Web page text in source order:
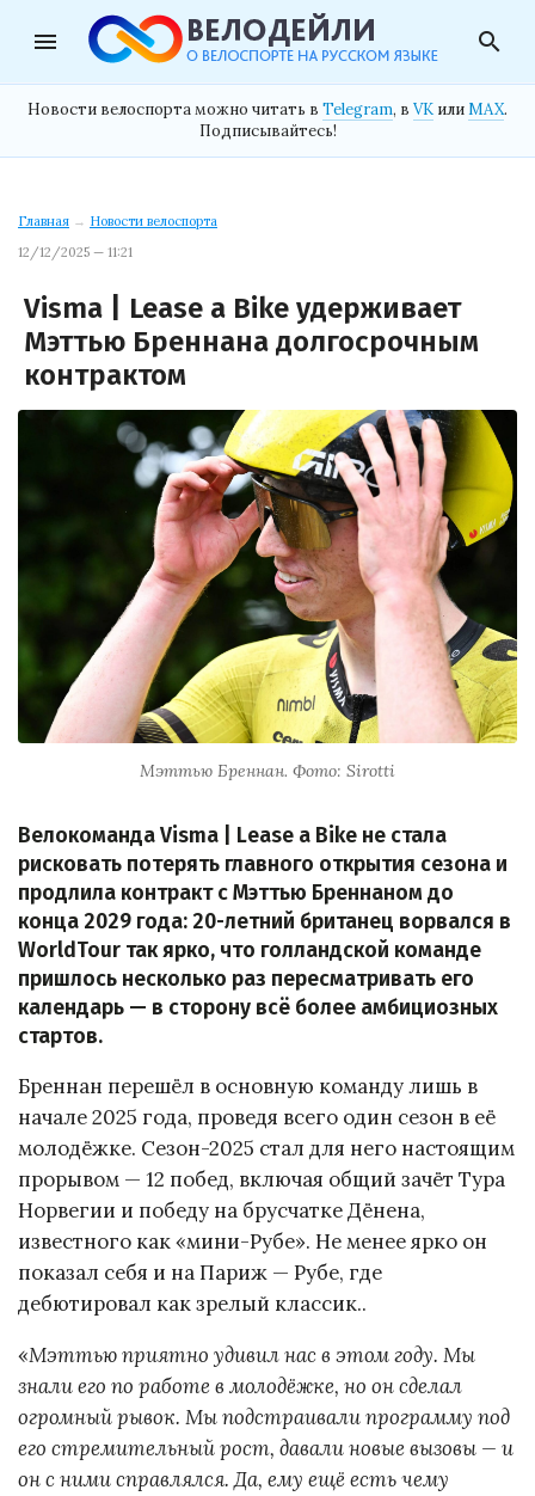
menu search
Новости велоспорта можно читать в Telegram, в VK илиMAX.
Подписывайтесь!
Главная → Новости велоспорта
12/12/2025 — 11:21
Visma | Lease a Bike удерживает
Мэттью Бреннана долгосрочным
контрактом
Мэттью Бреннан. Фото: Sirotti
Велокоманда Visma | Lease a Bike не стала
рисковать потерять главного открытия сезона и
продлила контракт с Мэттью Бреннаном до
конца 2029 года: 20-летний британец ворвался в
WorldTour так ярко, что голландской команде
пришлось несколько раз пересматривать его
календарь — в сторону всё более амбициозных
стартов.
Бреннан перешёл в основную команду лишь в
начале 2025 года, проведя всего один сезон в её
молодёжке. Сезон-2025 стал для него настоящим
прорывом — 12 побед, включая общий зачёт Тура
Норвегии и победу на брусчатке Дёнена,
известного как «мини-Рубе». Не менее ярко он
показал себя и на Париж — Рубе, где
дебютировал как зрелый классик..
«Мэттью приятно удивил нас в этом году. Мы
знали его по работе в молодёжке, но он сделал
огромный рывок. Мы подстраивали программу под
его стремительный рост, давали новые вызовы — и
он с ними справлялся. Да, ему ещё есть чему